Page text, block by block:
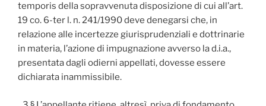
temporis della sopravvenuta disposizione di cui all’art.
19 co. 6-ter l. n. 241/1990 deve denegarsi che, in
relazione alle incertezze giurisprudenziali e dottrinarie
in materia, l’azione di impugnazione avverso la d.i.a.,
presentata dagli odierni appellati, dovesse essere
dichiarata inammissibile.